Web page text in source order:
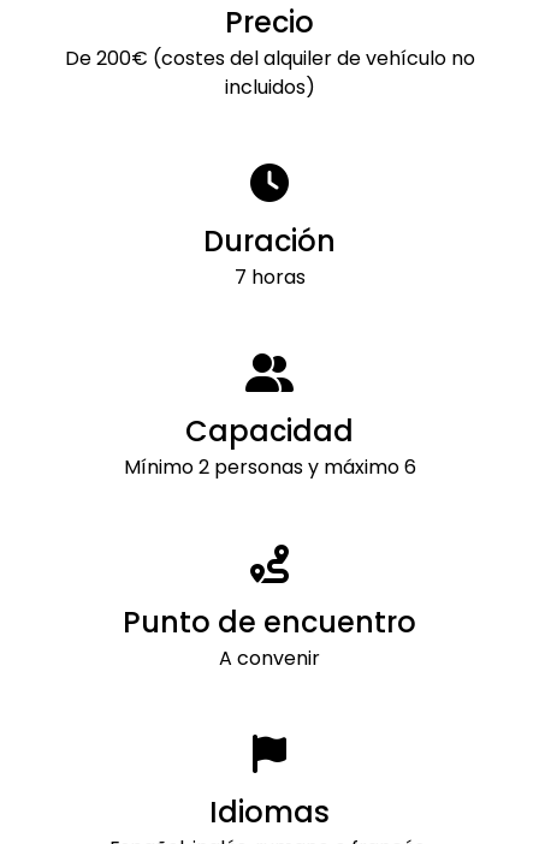
Precio
De 200€ (costes del alquiler de vehículo no
incluidos)
Duración
7 horas
Capacidad
Mínimo 2 personas y máximo 6
Punto de encuentro
A convenir
Idiomas